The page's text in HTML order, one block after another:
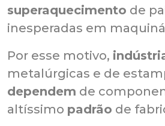
superaquecimento de
inesperadas em
Por esse motivo,
metalúrgicas e de
dependem de
altíssimo padrão de